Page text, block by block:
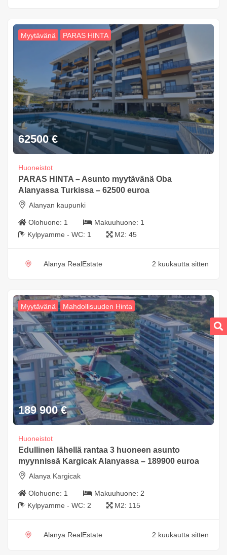
Myytävänä PARAS HINTA
62500 €
Huoneistot
PARAS HINTA – Asunto myytävänä Oba
Alanyassa Turkissa – 62500 euroa
Alanyan kaupunki
Olohuone: 1 Makuuhuone: 1
Kylpyamme - WC: 1 M2: 45
Alanya RealEstate 2 kuukautta sitten
Myytävänä Mahdollisuuden Hinta
189 900 €
Huoneistot
Edullinen lähellä rantaa 3 huoneen asunto
myynnissä Kargicak Alanyassa – 189900 euroa
Alanya Kargicak
Olohuone: 1 Makuuhuone: 2
Kylpyamme - WC: 2 M2: 115
Alanya RealEstate 2 kuukautta sitten